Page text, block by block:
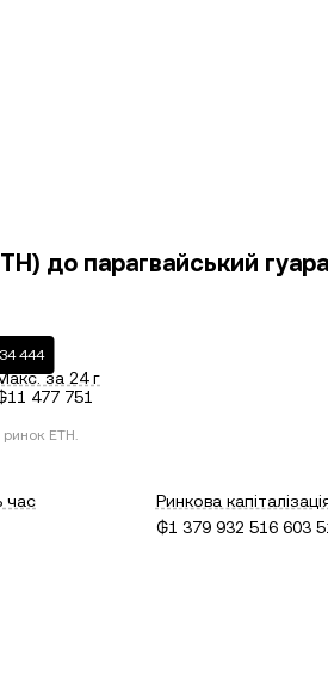
до парагвайський
444
за 24 г
477 751
ринок ETH.
час
Ринкова
₲1 379 932 516 603